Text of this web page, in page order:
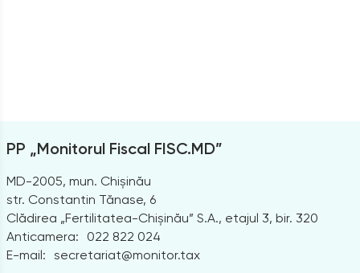
PP „Monitorul Fiscal FISC.MD”
MD-2005, mun. Chișinău
str. Constantin Tănase, 6
Clădirea „Fertilitatea-Chișinău” S.A., etajul 3, bir. 320
Anticamera:
022 822 024
E-mail: secretariat@monitor.tax